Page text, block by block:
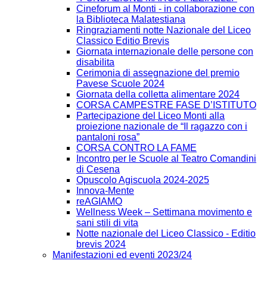
Cineforum al Monti - in collaborazione con
la Biblioteca Malatestiana
Ringraziamenti notte Nazionale del Liceo
Classico Editio Brevis
Giornata internazionale delle persone con
disabilita
Cerimonia di assegnazione del premio
Pavese Scuole 2024
Giornata della colletta alimentare 2024
CORSA CAMPESTRE FASE D’ISTITUTO
Partecipazione del Liceo Monti alla
proiezione nazionale de “Il ragazzo con i
pantaloni rosa”
CORSA CONTRO LA FAME
Incontro per le Scuole al Teatro Comandini
di Cesena
Opuscolo Agiscuola 2024-2025
Innova-Mente
reAGIAMO
Wellness Week – Settimana movimento e
sani stili di vita
Notte nazionale del Liceo Classico - Editio
brevis 2024
Manifestazioni ed eventi 2023/24